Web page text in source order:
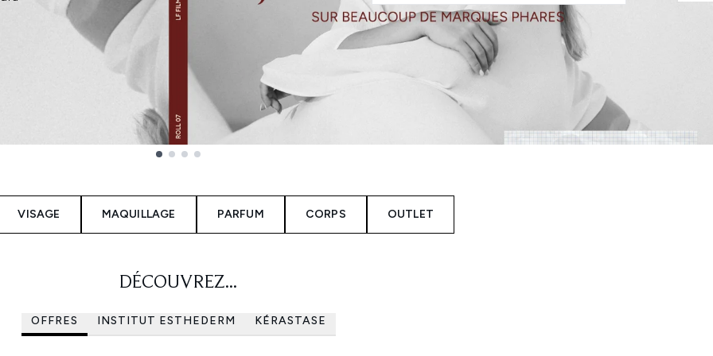
VISAGE MAQUILLAGE PARFUM CORPS OUTLET
DÉCOUVREZ...
OFFRES INSTITUT ESTHEDERM KÉRASTASE